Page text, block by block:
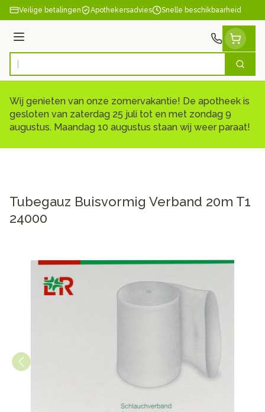
Ga naar de inhoud
Veilige betalingen Apothekersadvies Snelle beschikbaarheid
Menu
Product, merk, categorie... Zoek
Wij genieten van onze zomervakantie! De apotheek is
gesloten van zaterdag 25 juli tot en met zondag 9
augustus. Maandag 10 augustus staan wij weer paraat!
Tubegauz Buisvormig Verband 20m T1
24000